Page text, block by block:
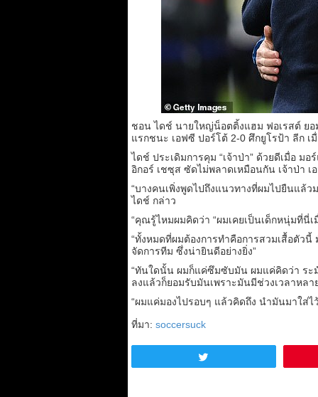
ชอน ไดช์ นายใหญ่น็อตติ้งแฮม ฟอเรสต์ ย
แรกชนะ เอฟซี ปอร์โต้ 2-0 ศึกยูโรป้า ลีก เ
ไดช์ ประเดิมการคุม “เจ้าป่า” ด้วยดีเมื่อ ม
อิกอร์ เชซุส ซัดไม่พลาดเหมือนกัน เจ้าป่า
“บางคนเพิ่งพูดไปถึงแนวทางที่ผมไปยืนแล้
ไดช์ กล่าว
“คุณรู้ไหมผมคิดว่า “ผมเคยเป็นเด็กหนุ่มที่นี่
“ทั้งหมดที่ผมต้องการทำคือการสวมเสื้อตัว
จัดการทีม ซึ่งน่ายินดีอย่างยิ่ง”
“ทันใดนั้น ผมก็แค่ซึมซับมัน ผมแค่คิดว่า ระ
ลงแล้วก็ยอมรับมันเพราะมันมีช่วงเวลาหล
“ผมแค่มองไปรอบๆ แล้วคิดถึง นำมันมาใส่
ที่มา: soccersuck